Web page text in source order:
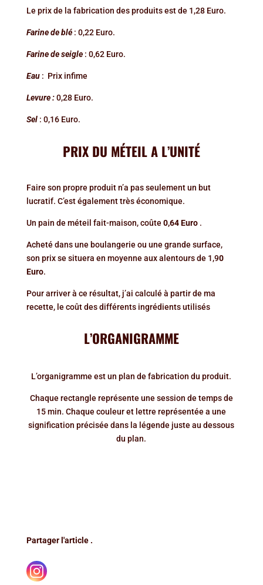
Le prix de la fabrication des produits est de 1,28 Euro.
Farine de blé : 0,22 Euro.
Farine de seigle : 0,62 Euro.
Eau: Prix infime
Levure :0,28 Euro.
Sel: 0,16 Euro.
PRIX DU MÉTEILA L’UNITÉ
Faire son propre produit n’a pas seulement un but
lucratif. C’est également très économique.
Un pain de méteil fait-maison, coûte 0,64 Euro .
Acheté dans une boulangerie ou une grande surface,
son prix se situera en moyenne aux alentours de 1,90
Euro.
Pour arriver à ce résultat, j’ai calculé à partir de ma
recette, le coût des différents ingrédients utilisés
L’ORGANIGRAMME
L’organigramme est un plan de fabrication du produit.
Chaque rectangle représente une session de temps de
15 min. Chaque couleur et lettre représentée a une
signification précisée dans la légende juste au dessous
du plan.
Partager l'article .